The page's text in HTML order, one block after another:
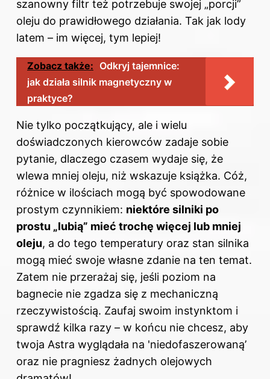
szanowny filtr też potrzebuje swojej „porcji”
oleju do prawidłowego działania. Tak jak lody
latem – im więcej, tym lepiej!
Zobacz także: Odkryj tajemnice:
jak działa silnik magnetyczny w
praktyce?
Nie tylko początkujący, ale i wielu
doświadczonych kierowców zadaje sobie
pytanie, dlaczego czasem wydaje się, że
wlewa mniej oleju, niż wskazuje książka. Cóż,
różnice w ilościach mogą być spowodowane
prostym czynnikiem: niektóre silniki po
prostu „lubią” mieć trochę więcej lub mniej
oleju, a do tego temperatury oraz stan silnika
mogą mieć swoje własne zdanie na ten temat.
Zatem nie przerażaj się, jeśli poziom na
bagnecie nie zgadza się z mechaniczną
rzeczywistością. Zaufaj swoim instynktom i
sprawdź kilka razy – w końcu nie chcesz, aby
twoja Astra wyglądała na 'niedofaszerowaną’
oraz nie pragniesz żadnych olejowych